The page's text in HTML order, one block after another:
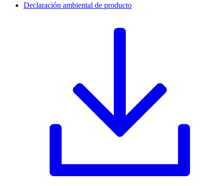
Declaración ambiental de producto